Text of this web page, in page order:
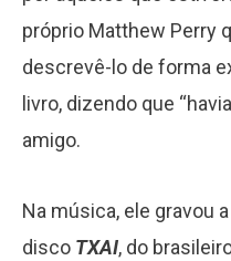
próprio Matthew Perry
descrevê-lo de forma
livro, dizendo que
amigo.
Na música, ele gravou
disco TXAI, do